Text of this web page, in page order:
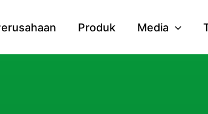
Produk Media